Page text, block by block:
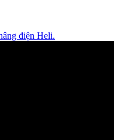
điện Heli.